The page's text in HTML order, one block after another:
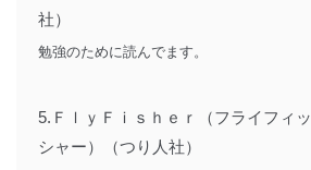
社）
勉強のために読んでます。
5. ＦｌｙＦｉｓｈｅｒ（フライフィッ
シャー）（つり人社）